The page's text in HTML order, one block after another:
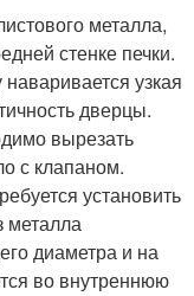
металла,
стенке печки.
узкая
дверцы.
вырезать
с клапаном.
установить
металла
диаметра и на
во внутреннюю